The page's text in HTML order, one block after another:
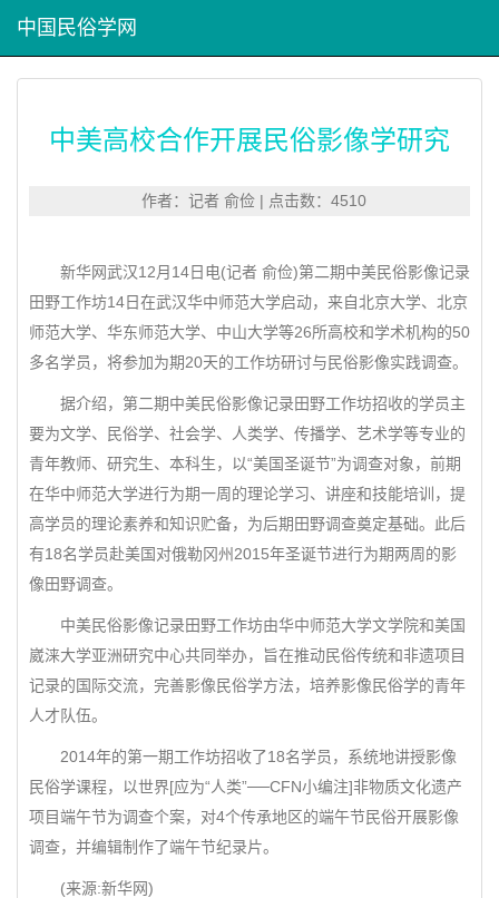
中国民俗学网
中美高校合作开展民俗影像学研究
作者：记者 俞俭 | 点击数：4510
新华网武汉12月14日电(记者 俞俭)第二期中美民俗影像记录
田野工作坊14日在武汉华中师范大学启动，来自北京大学、北京
师范大学、华东师范大学、中山大学等26所高校和学术机构的50
多名学员，将参加为期20天的工作坊研讨与民俗影像实践调查。
据介绍，第二期中美民俗影像记录田野工作坊招收的学员主
要为文学、民俗学、社会学、人类学、传播学、艺术学等专业的
青年教师、研究生、本科生，以“美国圣诞节”为调查对象，前期
在华中师范大学进行为期一周的理论学习、讲座和技能培训，提
高学员的理论素养和知识贮备，为后期田野调查奠定基础。此后
有18名学员赴美国对俄勒冈州2015年圣诞节进行为期两周的影
像田野调查。
中美民俗影像记录田野工作坊由华中师范大学文学院和美国
崴涞大学亚洲研究中心共同举办，旨在推动民俗传统和非遗项目
记录的国际交流，完善影像民俗学方法，培养影像民俗学的青年
人才队伍。
2014年的第一期工作坊招收了18名学员，系统地讲授影像
民俗学课程，以世界[应为“人类”──CFN小编注]非物质文化遗产
项目端午节为调查个案，对4个传承地区的端午节民俗开展影像
调查，并编辑制作了端午节纪录片。
(来源:新华网)